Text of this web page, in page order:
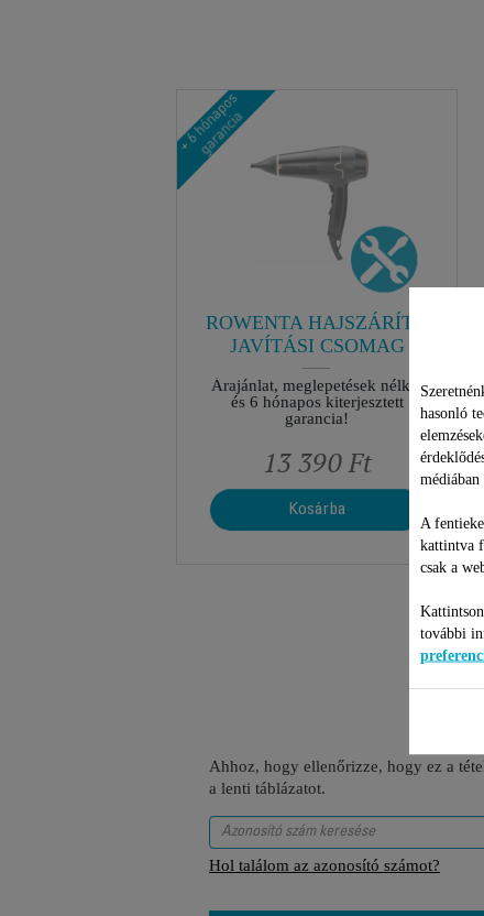
ROWENTA HAJSZÁRÍTÓ
JAVÍTÁSI CSOMAG
Árajánlat, meglepetések nélkül
és 6 hónapos kiterjesztett
garancia!
13 390 Ft
Kosárba
Ahhoz, hogy ellenőrizze, hogy ez a
a lenti táblázatot.
Hol találom az azonosító számot?
hasonló
médiában
A
kattintva
csak a
további